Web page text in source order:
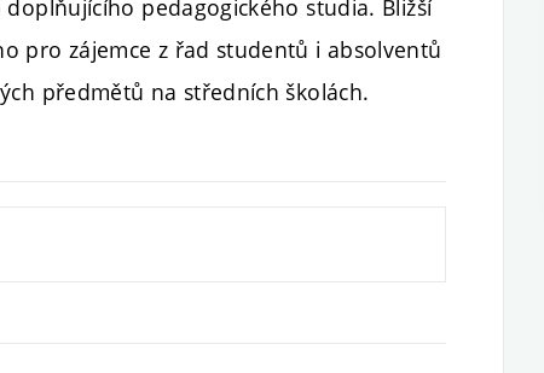
pedagogického studia. Bližší
pro zájemce z řad studentů i absolventů
předmětů na středních školách.